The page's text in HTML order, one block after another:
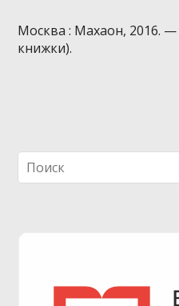
Москва : Махаон, 2016.
книжки).